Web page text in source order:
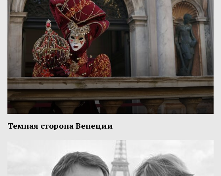
Темная сторона Венеции